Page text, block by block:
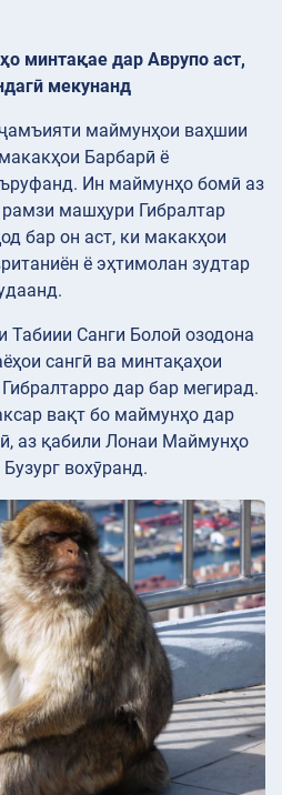
минтақае дар Аврупо аст,
мекунанд
маймунҳои ваҳшии
Барбарӣ ё
Ин маймунҳо бомӣ аз
машҳури Гибралтар
бар он аст, ки макакҳои
ё эҳтимолан зудтар
Санги Болоӣ озодона
сангӣ ва минтақаҳои
дар бар мегирад.
вақт бо маймунҳо дар
аз қабили Лонаи Маймунҳо
вохӯранд.